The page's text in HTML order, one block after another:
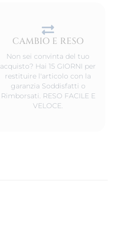
CAMBIO E RESO
Non sei convinta del tuo
acquisto? Hai 15 GIORNI per
restituire l'articolo con la
garanzia Soddisfatti o
Rimborsati. RESO FACILE E
VELOCE.